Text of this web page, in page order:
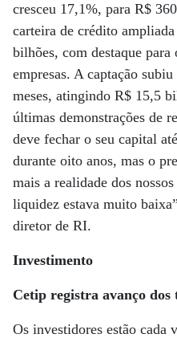
cresceu 17,1%, para R$
carteira de crédito
bilhões, com destaque
empresas. A captação
meses, atingindo R$ 15,5
últimas demonstrações de
deve fechar o seu capital
durante oito anos, mas o
mais a realidade dos
liquidez estava muito
diretor de RI.
Investimento
Cetip registra avanço
Os investidores estão cada